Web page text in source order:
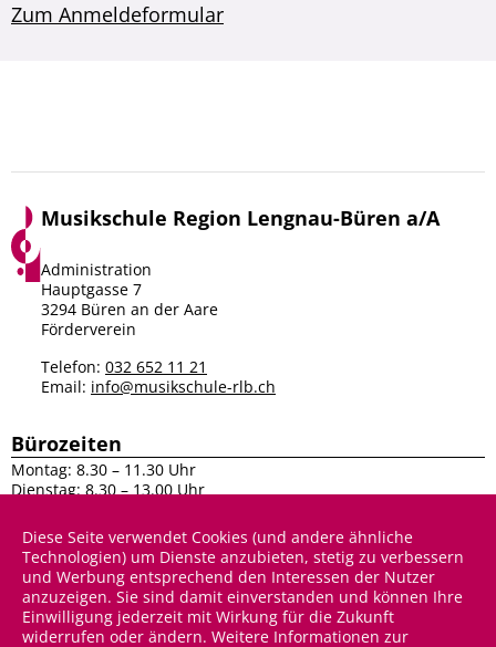
Zum Anmeldeformular
Musikschule Region Lengnau-Büren a/A
Administration
Hauptgasse 7
3294 Büren an der Aare
Förderverein
Telefon: 032 652 11 21
Email: info@musikschule-rlb.ch
Bürozeiten
Montag: 8.30 – 11.30 Uhr
Dienstag: 8.30 – 13.00 Uhr
Donnerstag: 8.30 – 13.00 Uhr
Sitemap
Unser Angebot Anmeldung & Infos
Über uns
Förderverein
Agenda
Diese Seite verwendet Cookies (und andere ähnliche
Technologien) um Dienste anzubieten, stetig zu verbessern
und Werbung entsprechend den Interessen der Nutzer
anzuzeigen. Sie sind damit einverstanden und können Ihre
Einwilligung jederzeit mit Wirkung für die Zukunft
widerrufen oder ändern. Weitere Informationen zur